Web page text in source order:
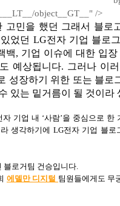
object__GT__" />
고민을 했던 그래서 블로
었던 LG전자 기업 블로
백, 기업 이슈에 대한 입
예상됩니다. 그러나 이
성장하기 위한 또는 블로
있는 밑거름이 될 것이라
자 기업 내 ‘사람’을 중심으로 한
생각하기에 LG전자 기업 블로
블로거팀 건승입니다
에델만 디지털 팀원들에게도 무